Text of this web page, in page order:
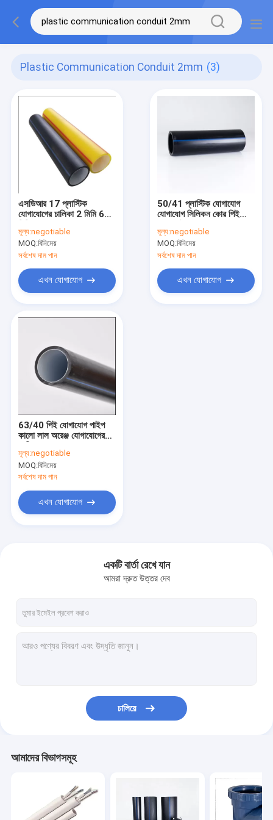
Plastic Communication Conduit 2mm (3)
এসডিআর 17 প্লাস্টিক
যোগাযোগের চালিকা 2 মিমি 6
মূল্য:negotiable
MOQ:বিনিমেয়
সর্বশেষ দাম পান
এখন যোগাযোগ
50/41 প্লাস্টিক যোগাযোগ
যোগাযোগ সিলিকন কোর পিই
মূল্য:negotiable
MOQ:বিনিমেয়
সর্বশেষ দাম পান
এখন যোগাযোগ
63/40 পিই যোগাযোগ পাইপ
কালো লাল অরেঞ্জ যোগাযোগের
মূল্য:negotiable
MOQ:বিনিমেয়
সর্বশেষ দাম পান
এখন যোগাযোগ
একটি বার্তা রেখে যান
আমরা দ্রুত উত্তর দেব
চালিয়ে
আমাদের বিভাগসমূহ